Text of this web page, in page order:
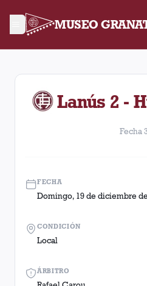
MUSEO
Fecha 34. Partido entre
Lanús 2 -
Fecha
FECHA
Domingo, 19 de diciembre
ÁRBITRO
CONDICIÓN
Local